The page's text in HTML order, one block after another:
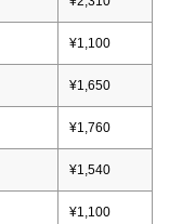
¥1,100
¥1,650
¥1,760
¥1,540
¥1,100